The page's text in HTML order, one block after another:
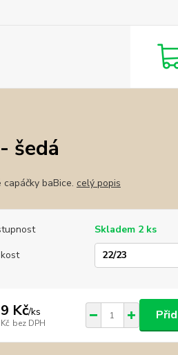
šedá
capáčky baBice. celý popis
Skladem 2 ks
Kč/ks
bez DPH